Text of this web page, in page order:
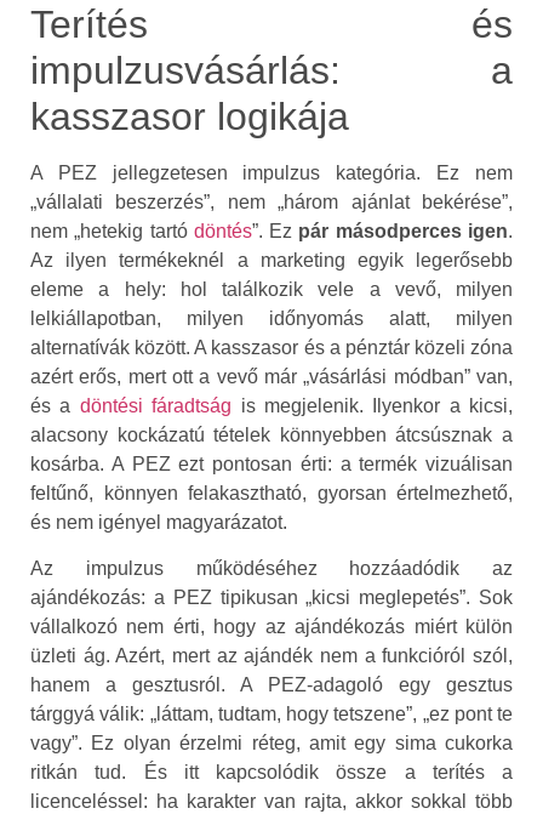
Terítés és
impulzusvásárlás: a
kasszasor logikája
A PEZ jellegzetesen impulzus kategória. Ez nem
„vállalati beszerzés”, nem „három ajánlat bekérése”,
nem „hetekig tartó döntés”. Ez pár másodperces igen.
Az ilyen termékeknél a marketing egyik legerősebb
eleme a hely: hol találkozik vele a vevő, milyen
lelkiállapotban, milyen időnyomás alatt, milyen
alternatívák között. A kasszasor és a pénztár közeli zóna
azért erős, mert ott a vevő már „vásárlási módban” van,
és a döntési fáradtság is megjelenik. Ilyenkor a kicsi,
alacsony kockázatú tételek könnyebben átcsúsznak a
kosárba. A PEZ ezt pontosan érti: a termék vizuálisan
feltűnő, könnyen felakasztható, gyorsan értelmezhető,
és nem igényel magyarázatot.
Az impulzus működéséhez hozzáadódik az
ajándékozás: a PEZ tipikusan „kicsi meglepetés”. Sok
vállalkozó nem érti, hogy az ajándékozás miért külön
üzleti ág. Azért, mert az ajándék nem a funkcióról szól,
hanem a gesztusról. A PEZ-adagoló egy gesztus
tárggyá válik: „láttam, tudtam, hogy tetszene”, „ez pont te
vagy”. Ez olyan érzelmi réteg, amit egy sima cukorka
ritkán tud. És itt kapcsolódik össze a terítés a
licenceléssel: ha karakter van rajta, akkor sokkal több